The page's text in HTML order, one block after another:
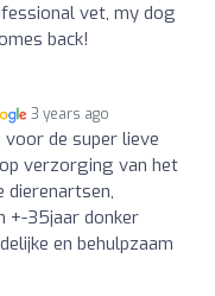
vet, my dog
back!
3 years ago
de super lieve
verzorging van het
dierenartsen,
+-35jaar donker
en behulpzaam